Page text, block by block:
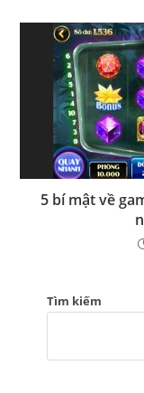
5 bí mật về
Tìm kiếm